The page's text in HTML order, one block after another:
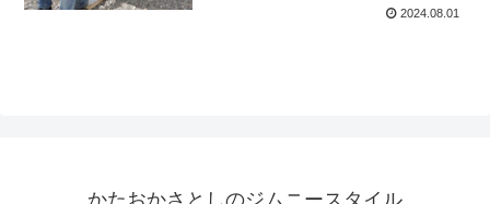
2024.08.01
かたおかさとしのジムニースタイル